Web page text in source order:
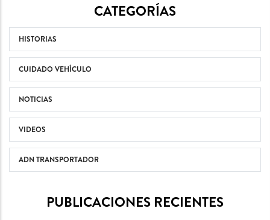
CATEGORÍAS
HISTORIAS
CUIDADO VEHÍCULO
NOTICIAS
VIDEOS
ADN TRANSPORTADOR
PUBLICACIONES RECIENTES